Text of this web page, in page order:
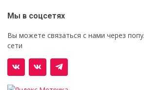
Мы в соцсетях
Вы можете связаться с нами через
сети